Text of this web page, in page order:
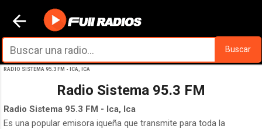
Ir al contenido principal
Buscar
RADIO SISTEMA 95.3 FM - ICA, ICA
Radio Sistema 95.3 FM
Radio Sistema 95.3 FM - Ica, Ica
Es una popular emisora iqueña que transmite para toda la